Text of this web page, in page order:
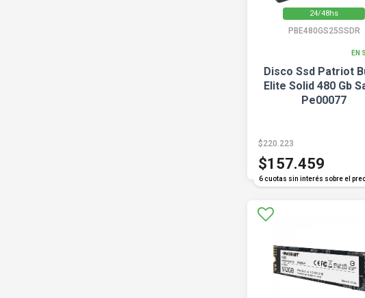
24/48hs
PBE480GS25SSDR
EN
Disco Ssd Patriot
Elite Solid 480 Gb
Pe00077
6 cuotas sin interés sobre el
$220.223
$157.459